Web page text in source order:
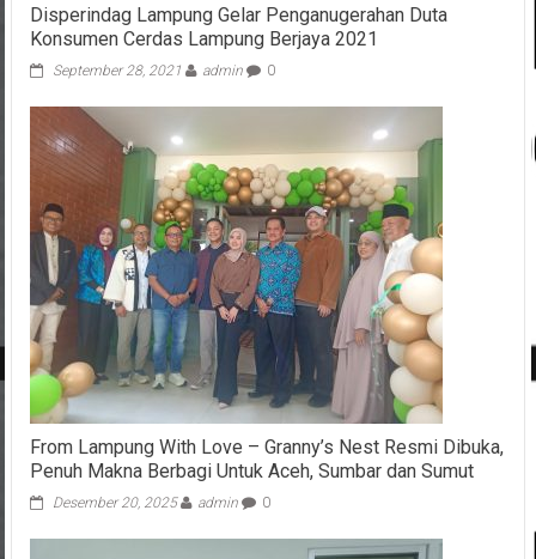
Disperindag Lampung Gelar Penganugerahan Duta
Konsumen Cerdas Lampung Berjaya 2021
September 28, 2021 admin 0
From Lampung With Love – Granny’s Nest Resmi Dibuka,
Penuh Makna Berbagi Untuk Aceh, Sumbar dan Sumut
Desember 20, 2025 admin 0